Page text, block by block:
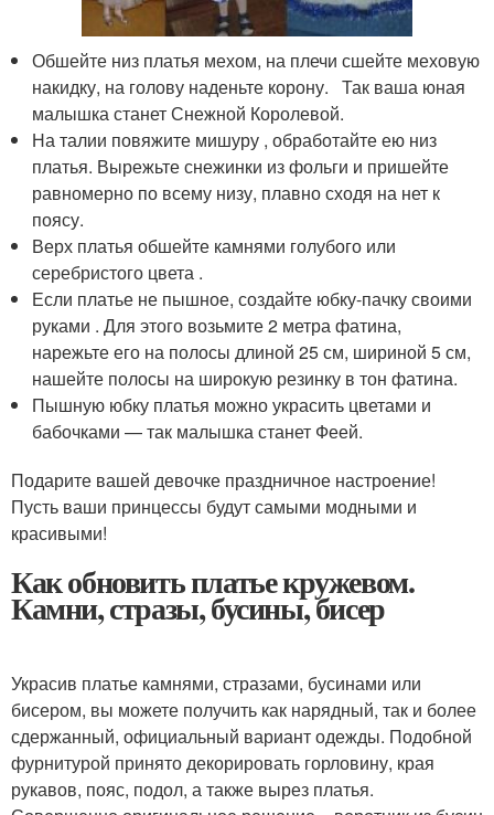
Обшейте низ платья мехом, на плечи сшейте меховую
накидку, на голову наденьте корону. Так ваша юная
малышка станет Снежной Королевой.
На талии повяжите мишуру , обработайте ею низ
платья. Вырежьте снежинки из фольги и пришейте
равномерно по всему низу, плавно сходя на нет к
поясу.
Верх платья обшейте камнями голубого или
серебристого цвета .
Если платье не пышное, создайте юбку-пачку своими
руками . Для этого возьмите 2 метра фатина,
нарежьте его на полосы длиной 25 см, шириной 5 см,
нашейте полосы на широкую резинку в тон фатина.
Пышную юбку платья можно украсить цветами и
бабочками — так малышка станет Феей.
Подарите вашей девочке праздничное настроение!
Пусть ваши принцессы будут самыми модными и
красивыми!
Как обновить платье кружевом.
Камни, стразы, бусины, бисер
Украсив платье камнями, стразами, бусинами или
бисером, вы можете получить как нарядный, так и более
сдержанный, официальный вариант одежды. Подобной
фурнитурой принято декорировать горловину, края
рукавов, пояс, подол, а также вырез платья.